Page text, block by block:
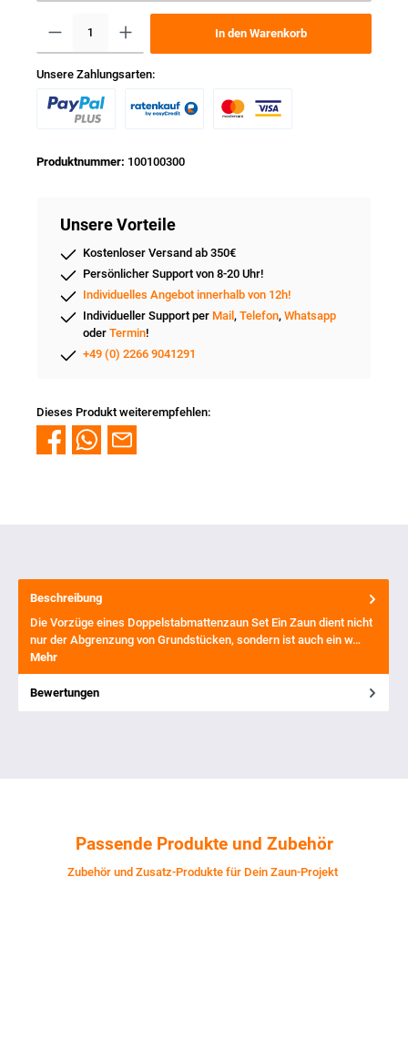
In den Warenkorb
Unsere Zahlungsarten:
Produktnummer: 100100300
Unsere Vorteile
Kostenloser Versand ab 350€
Persönlicher Support von 8-20 Uhr!
Individuelles Angebot innerhalb von 12h!
Individueller Support per Mail , Telefon, Whatsapp
oder Termin!
+49 (0) 2266 9041291
Dieses Produkt weiterempfehlen:
Beschreibung
Die Vorzüge eines Doppelstabmattenzaun Set Ein Zaun dient nicht
nur der Abgrenzung von Grundstücken, sondern ist auch ein w…
Mehr
Bewertungen
Passende Produkte und Zubehör
Zubehör und Zusatz-Produkte für Dein Zaun-Projekt